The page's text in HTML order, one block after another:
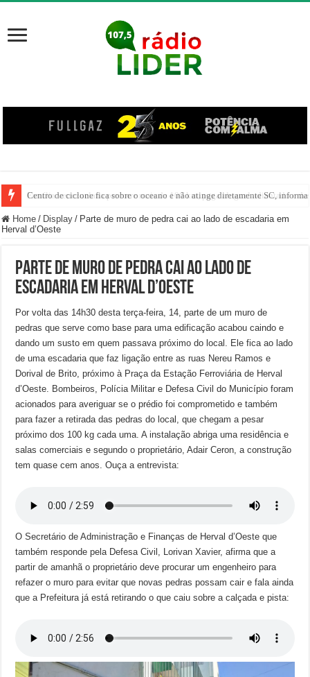
Centro de ciclone fica sobre o oceano e não atinge diretamente SC,
Home / Display / Parte de muro de pedra cai ao lado de escadaria em
Herval d’Oeste
Parte de muro de pedra cai ao lado de
escadaria em Herval d’Oeste
Por volta das 14h30 desta terça-feira, 14, parte de um muro de
pedras que serve como base para uma edificação acabou caindo e
dando um susto em quem passava próximo do local. Ele fica ao lado
de uma escadaria que faz ligação entre as ruas Nereu Ramos e
Dorival de Brito, próximo à Praça da Estação Ferroviária de Herval
d’Oeste. Bombeiros, Polícia Militar e Defesa Civil do Município foram
acionados para averiguar se o prédio foi comprometido e também
para fazer a retirada das pedras do local, que chegam a pesar
próximo dos 100 kg cada uma. A instalação abriga uma residência e
salas comerciais e segundo o proprietário, Adair Ceron, a construção
tem quase cem anos. Ouça a entrevista:
O Secretário de Administração e Finanças de Herval d’Oeste que
também responde pela Defesa Civil, Lorivan Xavier, afirma que a
partir de amanhã o proprietário deve procurar um engenheiro para
refazer o muro para evitar que novas pedras possam cair e fala ainda
que a Prefeitura já está retirando o que caiu sobre a calçada e pista: